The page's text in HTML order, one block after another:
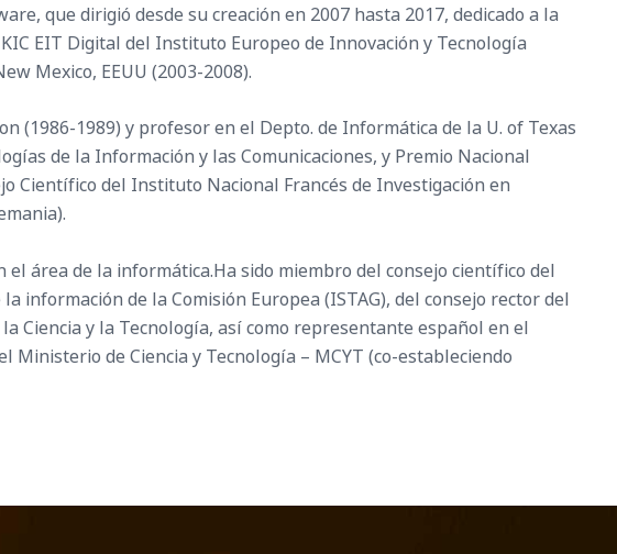
que dirigió desde su creación en 2007 hasta 2017, dedicado a la
EIT Digital del Instituto Europeo de Innovación y Tecnología
Mexico, EEUU (2003-2008).
(1986-1989) y profesor en el Depto. de Informática de la U. of Texas
de la Información y las Comunicaciones, y Premio Nacional
Científico del Instituto Nacional Francés de Investigación en
área de la informática.Ha sido miembro del consejo científico del
información de la Comisión Europea (ISTAG), del consejo rector del
Ciencia y la Tecnología, así como representante español en el
Ministerio de Ciencia y Tecnología – MCYT (co-estableciendo